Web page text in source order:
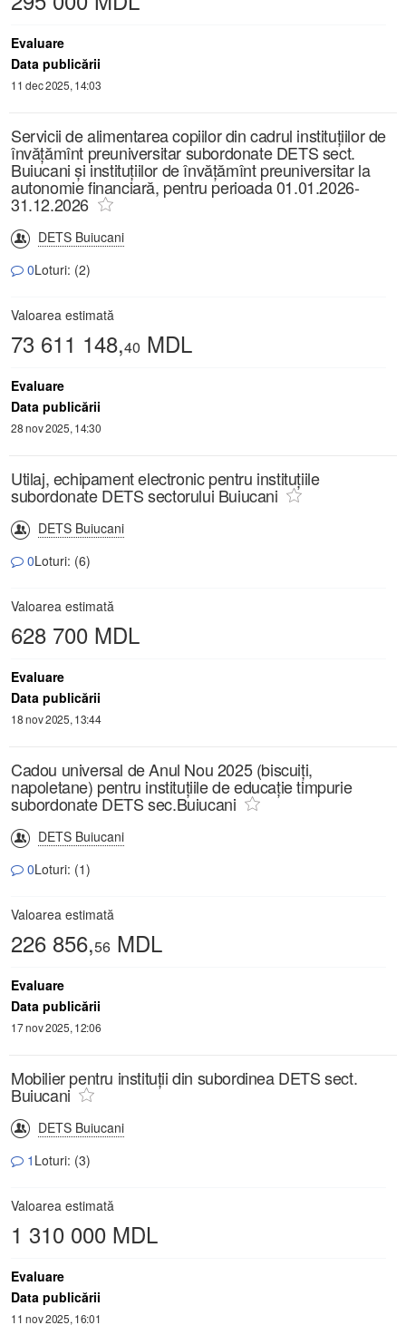
Evaluare
Data publicării
11 dec 2025, 14:03
Servicii de alimentarea copiilor din cadrul instituțiilor de
învățămînt preuniversitar subordonate DETS sect.
Buiucani și instituțiilor de învățămînt preuniversitar la
autonomie financiară, pentru perioada 01.01.2026-
31.12.2026
DETS Buiucani
0Loturi: (2)
Valoarea estimată
73 611 148,40 MDL
Evaluare
Data publicării
28 nov 2025, 14:30
Utilaj, echipament electronic pentru instituțiile
subordonate DETS sectorului Buiucani
DETS Buiucani
0Loturi: (6)
Valoarea estimată
628 700 MDL
Evaluare
Data publicării
18 nov 2025, 13:44
Cadou universal de Anul Nou 2025 (biscuiți,
napoletane) pentru instituţiile de educaţie timpurie
subordonate DETS sec.Buiucani
DETS Buiucani
0Loturi: (1)
Valoarea estimată
226 856,56 MDL
Evaluare
Data publicării
17 nov 2025, 12:06
Mobilier pentru instituții din subordinea DETS sect.
Buiucani
DETS Buiucani
1 Loturi: (3)
Valoarea estimată
1 310 000 MDL
Evaluare
Data publicării
11 nov 2025, 16:01